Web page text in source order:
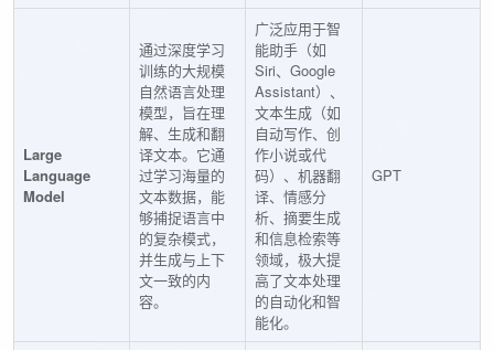
Large
Language
Model
通过深度学习
训练的大规模
自然语言处理
模型，旨在理
解、生成和翻
译文本。它通
过学习海量的
文本数据，能
够捕捉语言中
的复杂模式，
并生成与上下
文一致的内
容。
广泛应用于智
能助手（如
Siri、Google
Assistant）、
文本生成（如
自动写作、创
作小说或代
码）、机器翻
译、情感分
析、摘要生成
和信息检索等
领域，极大提
高了文本处理
的自动化和智
能化。
GPT